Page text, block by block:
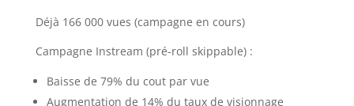
Déjà 166 000 vues (campagne en cours)
Campagne Instream (pré-roll skippable) :
Baisse de 79% du cout par vue
Augmentation de 14% du taux de visionnage